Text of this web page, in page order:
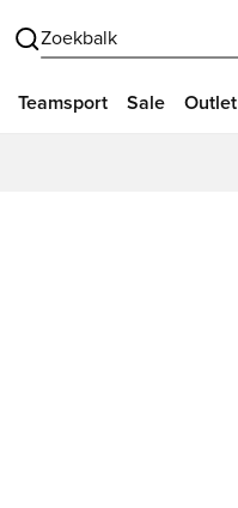
Zoekbalk
Teamsport Sale Outlet